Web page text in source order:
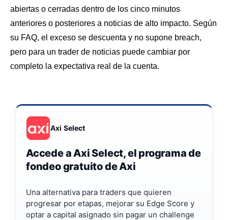
abiertas o cerradas dentro de los cinco minutos
anteriores o posteriores a noticias de alto impacto. Según
su FAQ, el exceso se descuenta y no supone breach,
pero para un trader de noticias puede cambiar por
completo la expectativa real de la cuenta.
Axi Select
Accede a Axi Select, el programa de
fondeo gratuito de Axi
Una alternativa para traders que quieren
progresar por etapas, mejorar su Edge Score y
optar a capital asignado sin pagar un challenge